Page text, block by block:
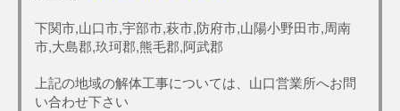
下関市,山口市,宇部市,萩市,防府市,山陽小野田市,周南
市,大島郡,玖珂郡,熊毛郡,阿武郡
上記の地域の解体工事については、山口営業所へお問
い合わせ下さい